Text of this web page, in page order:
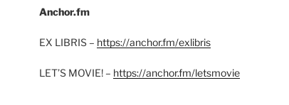
Anchor.fm
EX LIBRIS – https://anchor.fm/exlibris
LET’S MOVIE! – https://anchor.fm/letsmovie